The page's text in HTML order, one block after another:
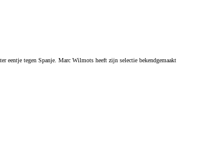
eentje tegen Spanje. Marc Wilmots heeft zijn selectie bekendgemaakt